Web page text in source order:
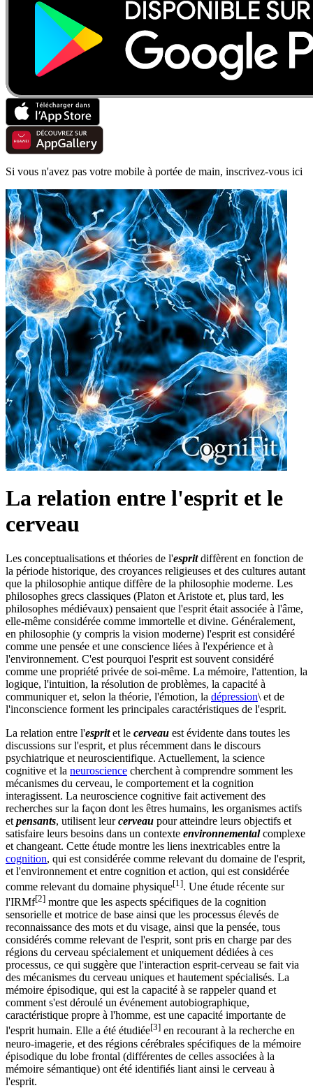
Si vous n'avez pas votre mobile à portée de main, inscrivez-vous ici
La relation entre l'esprit et le
cerveau
Les conceptualisations et théories de l'espritdiffèrent en fonction de
la période historique, des croyances religieuses et des cultures autant
que la philosophie antique diffère de la philosophie moderne. Les
philosophes grecs classiques (Platon et Aristote et, plus tard, les
philosophes médiévaux) pensaient que l'esprit était associée à l'âme,
elle-même considérée comme immortelle et divine. Généralement,
en philosophie (y compris la vision moderne) l'esprit est considéré
comme une pensée et une conscience liées à l'expérience et à
l'environnement. C'est pourquoi l'esprit est souvent considéré
comme une propriété privée de soi-même. La mémoire, l'attention, la
logique, l'intuition, la résolution de problèmes, la capacité à
communiquer et, selon la théorie, l'émotion, la dépression\ et de
l'inconscience forment les principales caractéristiques de l'esprit.
La relation entre l'espritet le cerveau est évidente dans toutes les
discussions sur l'esprit, et plus récemment dans le discours
psychiatrique et neuroscientifique. Actuellement, la science
cognitive et la neuroscience cherchent à comprendre somment les
mécanismes du cerveau, le comportement et la cognition
interagissent. La neuroscience cognitive fait activement des
recherches sur la façon dont les êtres humains, les organismes actifs
et pensants, utilisent leurcerveau pour atteindre leurs objectifs et
satisfaire leurs besoins dans un contexte environnementalcomplexe
et changeant. Cette étude montre les liens inextricables entre la
cognition, qui est considérée comme relevant du domaine de l'esprit,
et l'environnement et entre cognition et action, qui est considérée
comme relevant du domaine physique[1]. Une étude récente sur
l'IRMf[2] montre que les aspects spécifiques de la cognition
sensorielle et motrice de base ainsi que les processus élevés de
reconnaissance des mots et du visage, ainsi que la pensée, tous
considérés comme relevant de l'esprit, sont pris en charge par des
régions du cerveau spécialement et uniquement dédiées à ces
processus, ce qui suggère que l'interaction esprit-cerveau se fait via
des mécanismes du cerveau uniques et hautement spécialisés. La
mémoire épisodique, qui est la capacité à se rappeler quand et
comment s'est déroulé un événement autobiographique,
caractéristique propre à l'homme, est une capacité importante de
l'esprit humain. Elle a été étudiée[3] en recourant à la recherche en
neuro-imagerie, et des régions cérébrales spécifiques de la mémoire
épisodique du lobe frontal (différentes de celles associées à la
mémoire sémantique) ont été identifiés liant ainsi le cerveau à
l'esprit.